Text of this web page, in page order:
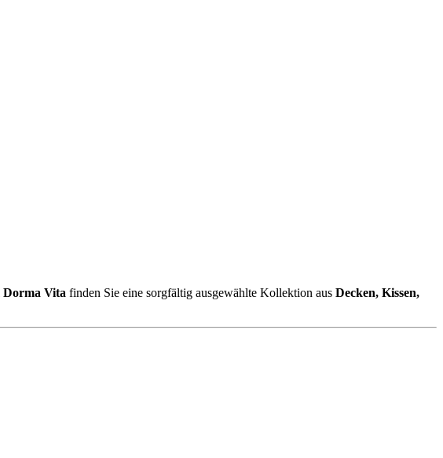
Dorma Vita finden Sie eine sorgfältig ausgewählte Kollektion aus Decken, Kissen,